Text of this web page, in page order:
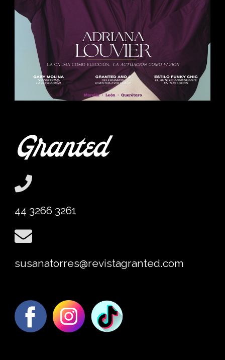
44 3266 3261
susanatorres@revistagranted.com